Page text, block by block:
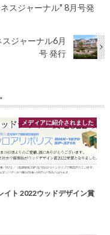
スジャーナル" 8月号発
ジャーナル6月
号 発行
メディアに紹介されました
イト 2022ウッドデザイン賞